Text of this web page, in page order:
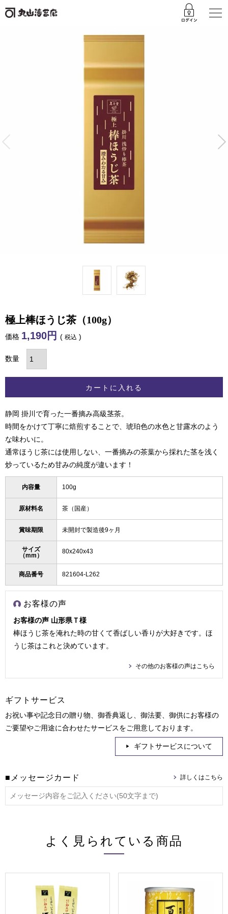
極上棒ほうじ茶（100g）
価格 1,190 税込
カートに入れる
静岡 掛川で育った一番摘み高級茎茶。
時間をかけて丁寧に焙煎することで、琥珀色の水色と甘露水のよう
な味わいに。
通常ほうじ茶には使用しない、一番摘みの茶葉から採れた茎を浅く
炒っているため甘みの純度が違います！
内容量 100g
原材料名 茶（国産）
賞味期限 未開封で製造後9ヶ月
サイズ
（mm）
80x240x43
商品番号 821604-L262
お客様の声
お客様の声 山形県Ｔ様
棒ほうじ茶を淹れた時の甘くて香ばしい香りが大好きです。ほ
うじ茶はこれと決めています。
その他のお客様の声はこちら
ギフトサービス
お祝い事や記念日の贈り物、御香典返し、御法要、御供にお客様の
ご要望やご用途に合わせたサービスをご用意しております。
ギフトサービスについて
■メッセージカード
よく見られている商品